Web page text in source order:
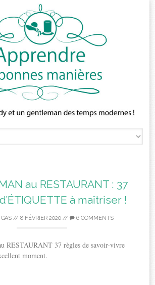
to
au RESTAURANT : 37
à maîtriser !
// 8 FÉVRIER 2020// 6 COMMENTS
RESTAURANT 37 règles de savoir-vivre
moment.